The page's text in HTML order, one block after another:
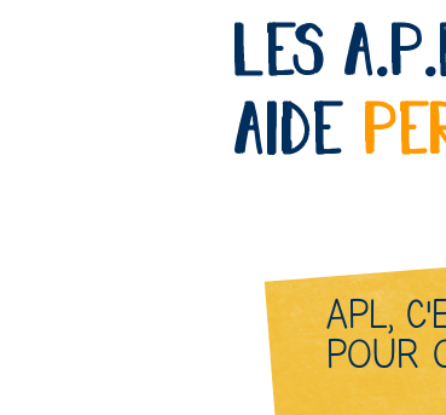
les
aide
APL,
POUR